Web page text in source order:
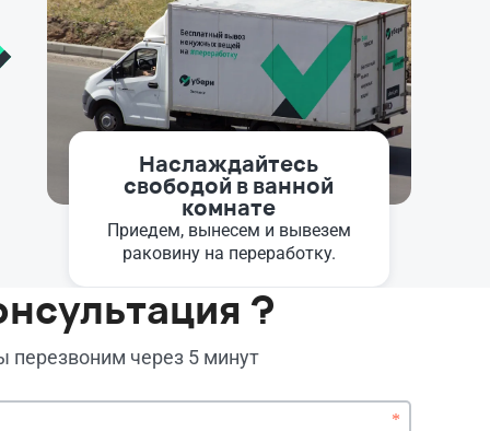
Наслаждайтесь
свободой в ванной
комнате
Приедем, вынесем и вывезем
раковину на переработку.
?
перезвоним через 5 минут
*